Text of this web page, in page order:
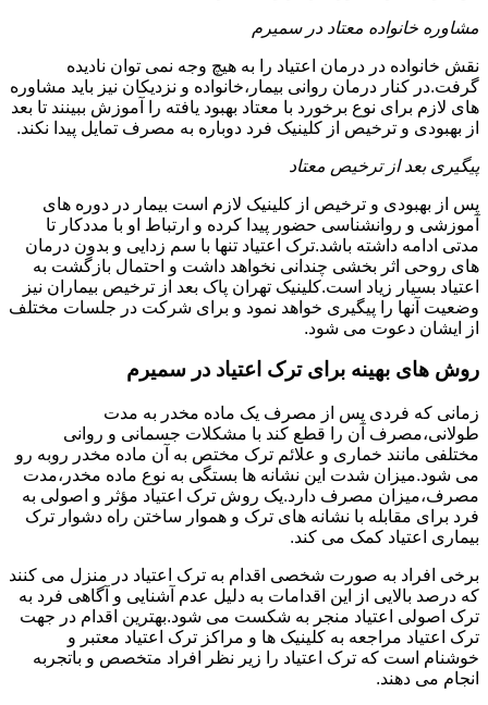
مشاوره خانواده معتاد در سمیرم
نقش خانواده در درمان اعتیاد را به هیچ وجه نمی توان نادیده
گرفت.در کنار درمان روانی بیمار،خانواده و نزدیکان نیز باید مشاوره
های لازم برای نوع برخورد با معتاد بهبود یافته را آموزش ببینند تا بعد
از بهبودی و ترخیص از کلینیک فرد دوباره به مصرف تمایل پیدا نکند.
پیگیری بعد از ترخیص معتاد
پس از بهبودی و ترخیص از کلینیک لازم است بیمار در دوره های
آموزشی و روانشناسی حضور پیدا کرده و ارتباط او با مددکار تا
مدتی ادامه داشته باشد.ترک اعتیاد تنها با سم زدایی و بدون درمان
های روحی اثر بخشی چندانی نخواهد داشت و احتمال بازگشت به
اعتیاد بسیار زیاد است.کلینیک تهران پاک بعد از ترخیص بیماران نیز
وضعیت آنها را پیگیری خواهد نمود و برای شرکت در جلسات مختلف
از ایشان دعوت می شود.
روش های بهینه برای ترک اعتیاد در سمیرم
زمانی که فردی پس از مصرف یک ماده مخدر به مدت
طولانی،مصرف آن را قطع کند با مشکلات جسمانی و روانی
مختلفی مانند خماری و علائم ترک مختص به آن ماده مخدر روبه رو
می شود.میزان شدت این نشانه ها بستگی به نوع ماده مخدر،مدت
مصرف،میزان مصرف دارد.یک روش ترک اعتیاد مؤثر و اصولی به
فرد برای مقابله با نشانه های ترک و هموار ساختن راه دشوار ترک
بیماری اعتیاد کمک می کند.
برخی افراد به صورت شخصی اقدام به ترک اعتیاد در منزل می کنند
که درصد بالایی از این اقدامات به دلیل عدم آشنایی و آگاهی فرد به
ترک اصولی اعتیاد منجر به شکست می شود.بهترین اقدام در جهت
ترک اعتیاد مراجعه به کلینیک ها و مراکز ترک اعتیاد معتبر و
خوشنام است که ترک اعتیاد را زیر نظر افراد متخصص و باتجربه
انجام می دهند.